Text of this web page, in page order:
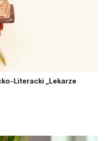
Literacki „Lekarze